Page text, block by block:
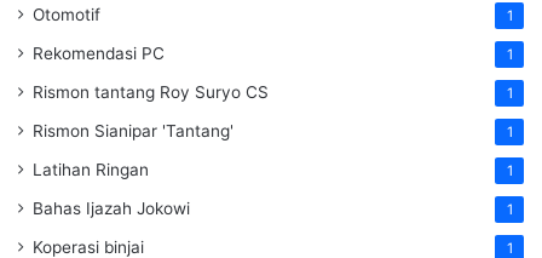
Otomotif 1
Rekomendasi PC 1
Rismon tantang Roy Suryo CS 1
Rismon Sianipar 'Tantang' 1
Latihan Ringan 1
Bahas Ijazah Jokowi 1
Koperasi binjai 1